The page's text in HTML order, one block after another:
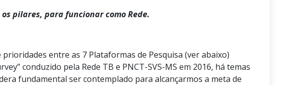
pilares, para funcionar como Rede.
prioridades entre as 7 Plataformas de Pesquisa (ver abaixo)
conduzido pela Rede TB e PNCT-SVS-MS em 2016, há temas
fundamental ser contemplado para alcançarmos a meta de